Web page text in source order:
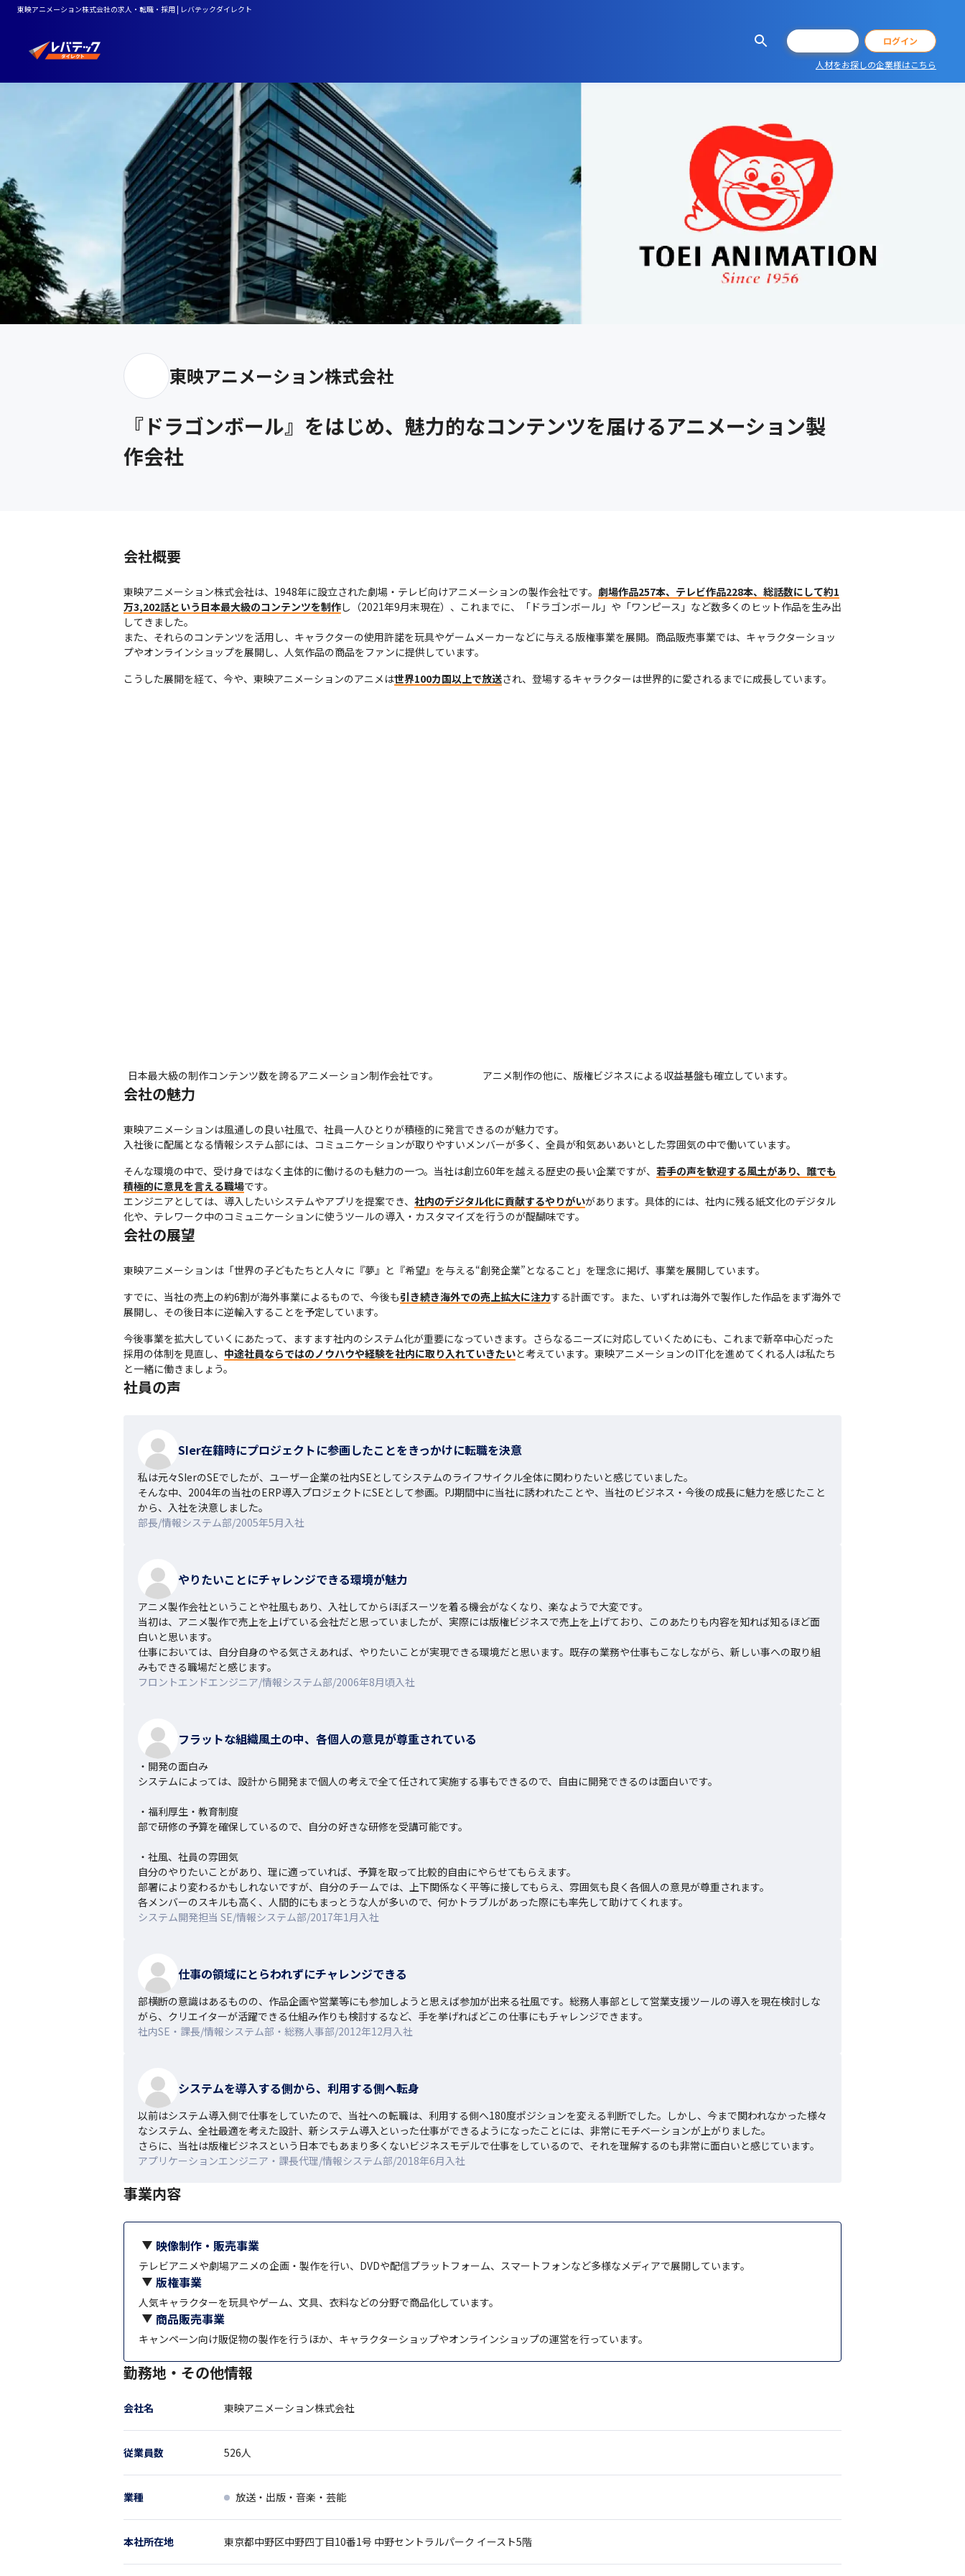
東映アニメーション株式会社の求人・転職・採用 | レバテックダイレクト
ログイン
人材をお探しの企業様はこちら
東映アニメーション株式会社
『ドラゴンボール』をはじめ、魅力的なコンテンツを届けるアニメーション製
作会社
会社概要
東映アニメーション株式会社は、1948年に設立された劇場・テレビ向けアニメーションの製作会社です。 劇場作品257本、テレビ作品228本、総話数にして約1
万3,202話という日本最大級のコンテンツを制作し（2021年9月末現在）、これまでに、「ドラゴンボール」や「ワンピース」など数多くのヒット作品を生み出
してきました。
また、それらのコンテンツを活用し、キャラクターの使用許諾を玩具やゲームメーカーなどに与える版権事業を展開。商品販売事業では、キャラクターショッ
プやオンラインショップを展開し、人気作品の商品をファンに提供しています。
こうした展開を経て、今や、東映アニメーションのアニメは世界100カ国以上で放送され、登場するキャラクターは世界的に愛されるまでに成長しています。
日本最大級の制作コンテンツ数を誇るアニメーション制作会社です。 アニメ制作の他に、版権ビジネスによる収益基盤も確立しています。
会社の魅力
東映アニメーションは風通しの良い社風で、社員一人ひとりが積極的に発言できるのが魅力です。
入社後に配属となる情報システム部には、コミュニケーションが取りやすいメンバーが多く、全員が和気あいあいとした雰囲気の中で働いています。
そんな環境の中で、受け身ではなく主体的に働けるのも魅力の一つ。当社は創立60年を越える歴史の長い企業ですが、 若手の声を歓迎する風土があり、誰でも
積極的に意見を言える職場です。
エンジニアとしては、導入したいシステムやアプリを提案でき、 社内のデジタル化に貢献するやりがいがあります。具体的には、社内に残る紙文化のデジタル
化や、テレワーク中のコミュニケーションに使うツールの導入・カスタマイズを行うのが醍醐味です。
会社の展望
東映アニメーションは「世界の子どもたちと人々に『夢』と『希望』を与える“創発企業”となること」を理念に掲げ、事業を展開しています。
すでに、当社の売上の約6割が海外事業によるもので、今後も引き続き海外での売上拡大に注力する計画です。また、いずれは海外で製作した作品をまず海外で
展開し、その後日本に逆輸入することを予定しています。
今後事業を拡大していくにあたって、ますます社内のシステム化が重要になっていきます。さらなるニーズに対応していくためにも、これまで新卒中心だった
採用の体制を見直し、 中途社員ならではのノウハウや経験を社内に取り入れていきたいと考えています。東映アニメーションのIT化を進めてくれる人は私たち
と一緒に働きましょう。
社員の声
SIer在籍時にプロジェクトに参画したことをきっかけに転職を決意
私は元々SIerのSEでしたが、ユーザー企業の社内SEとしてシステムのライフサイクル全体に関わりたいと感じていました。
そんな中、2004年の当社のERP導入プロジェクトにSEとして参画。PJ期間中に当社に誘われたことや、当社のビジネス・今後の成長に魅力を感じたこと
から、入社を決意しました。
部長/情報システム部/2005年5月入社
やりたいことにチャレンジできる環境が魅力
アニメ製作会社ということや社風もあり、入社してからほぼスーツを着る機会がなくなり、楽なようで大変です。
当初は、アニメ製作で売上を上げている会社だと思っていましたが、実際には版権ビジネスで売上を上げており、このあたりも内容を知れば知るほど面
白いと思います。
仕事においては、自分自身のやる気さえあれば、やりたいことが実現できる環境だと思います。既存の業務や仕事もこなしながら、新しい事への取り組
みもできる職場だと感じます。
フロントエンドエンジニア/情報システム部/2006年8月頃入社
フラットな組織風土の中、各個人の意見が尊重されている
・開発の面白み
システムによっては、設計から開発まで個人の考えで全て任されて実施する事もできるので、自由に開発できるのは面白いです。
・福利厚生・教育制度
部で研修の予算を確保しているので、自分の好きな研修を受講可能です。
・社風、社員の雰囲気
自分のやりたいことがあり、理に適っていれば、予算を取って比較的自由にやらせてもらえます。
部署により変わるかもしれないですが、自分のチームでは、上下関係なく平等に接してもらえ、雰囲気も良く各個人の意見が尊重されます。
各メンバーのスキルも高く、人間的にもまっとうな人が多いので、何かトラブルがあった際にも率先して助けてくれます。
システム開発担当 SE/情報システム部/2017年1月入社
仕事の領域にとらわれずにチャレンジできる
部横断の意識はあるものの、作品企画や営業等にも参加しようと思えば参加が出来る社風です。総務人事部として営業支援ツールの導入を現在検討しな
がら、クリエイターが活躍できる仕組み作りも検討するなど、手を挙げればどこの仕事にもチャレンジできます。
社内SE・課長/情報システム部・総務人事部/2012年12月入社
システムを導入する側から、利用する側へ転身
以前はシステム導入側で仕事をしていたので、当社への転職は、利用する側へ180度ポジションを変える判断でした。しかし、今まで関われなかった様々
なシステム、全社最適を考えた設計、新システム導入といった仕事ができるようになったことには、非常にモチベーションが上がりました。
さらに、当社は版権ビジネスという日本でもあまり多くないビジネスモデルで仕事をしているので、それを理解するのも非常に面白いと感じています。
アプリケーションエンジニア・課長代理/情報システム部/2018年6月入社
事業内容
映像制作・販売事業
テレビアニメや劇場アニメの企画・製作を行い、DVDや配信プラットフォーム、スマートフォンなど多様なメディアで展開しています。
版権事業
人気キャラクターを玩具やゲーム、文具、衣料などの分野で商品化しています。
商品販売事業
キャンペーン向け販促物の製作を行うほか、キャラクターショップやオンラインショップの運営を行っています。
勤務地・その他情報
会社名 東映アニメーション株式会社
従業員数 526人
業種 放送・出版・音楽・芸能
本社所在地 東京都中野区中野四丁目10番1号 中野セントラルパーク イースト5階